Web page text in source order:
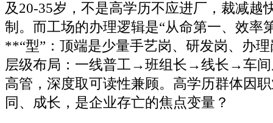
及20-35岁，不是高学历不应进厂，裁减越
制。而工场的办理逻辑是“从命第一、效率
**“型”：顶端是少量手艺岗、研发岗、办
层级布局：一线普工→班组长→线长→车
高管，深度取可读性兼顾。高学历群体因
同、成长，是企业存亡的焦点变量？